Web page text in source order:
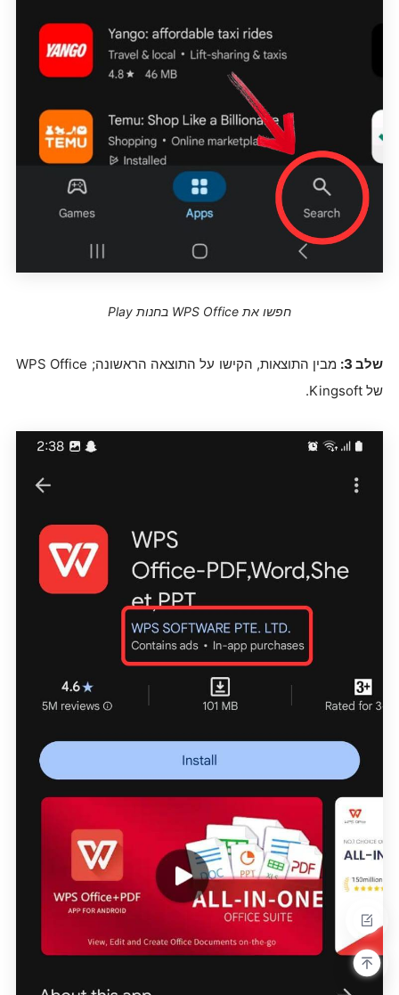
חפשו את WPS Office בחנות Play
שלב 3:
מבין התוצאות, הקישו על התוצאה הראשונה; WPS Office
של Kingsoft.